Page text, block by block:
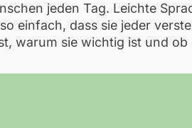
jeden Tag. Leichte
einfach, dass sie jeder
warum sie wichtig ist und